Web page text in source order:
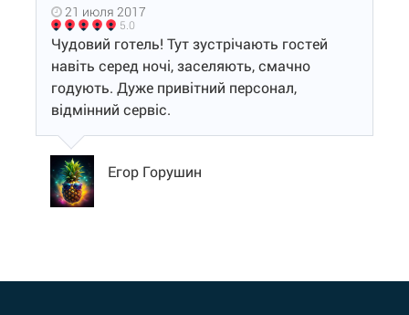
21 июля 2017
5.0
Чудовий готель! Тут зустрічають гостей
навіть серед ночі, заселяють, смачно
годують. Дуже привітний персонал,
відмінний сервіс.
Егор Горушин